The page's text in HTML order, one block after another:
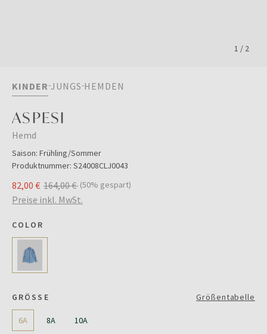
1 / 2
KINDER JUNGS HEMDEN
ASPESI
Hemd
Saison: Frühling/Sommer
Produktnummer: S24008CLJ0043
82,00 € 164,00 € (50% gespart)
Preise inkl. MwSt.
COLOR
GRÖSSE Größentabelle
6A 8A 10A